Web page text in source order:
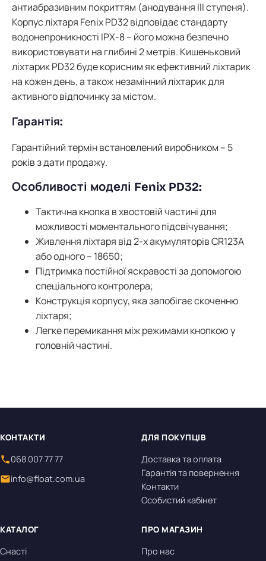
антиабразивним покриттям (анодування III ступеня).
Корпус ліхтаря Fenix PD32 відповідає стандарту
водонепроникності IPX-8 – його можна безпечно
використовувати на глибині 2 метрів. Кишеньковий
ліхтарик PD32 буде корисним як ефективний ліхтарик
на кожен день, а також незамінний ліхтарик для
активного відпочинку за містом.
Гарантія:
Гарантійний термін встановлений виробником – 5
років з дати продажу.
Особливості моделі Fenix PD32:
Тактична кнопка в хвостовій частині для
можливості моментального підсвічування;
Живлення ліхтаря від 2-х акумуляторів CR123A
або одного – 18650;
Підтримка постійної яскравості за допомогою
спеціального контролера;
Конструкція корпусу, яка запобігає скоченню
ліхтаря;
Легке перемикання між режимами кнопкою у
головній частині.
КОНТАКТИ
068 007 77 77
info@float.com.ua
ДЛЯ ПОКУПЦІВ
Доставка та оплата
Гарантія та повернення
Контакти
Особистий кабінет
КАТАЛОГ
Снасті
ПРО МАГАЗИН
Про нас